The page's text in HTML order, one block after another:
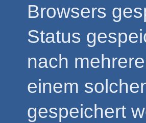
Browsers
Status
nach
einem
gespeichert